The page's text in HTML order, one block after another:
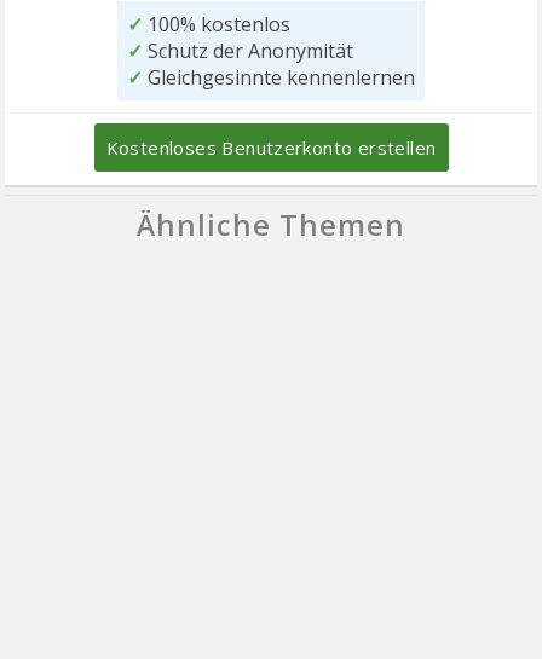
✓ 100% kostenlos
✓ Schutz der Anonymität
✓ Gleichgesinnte kennenlernen
Kostenloses Benutzerkonto erstellen
Ähnliche Themen